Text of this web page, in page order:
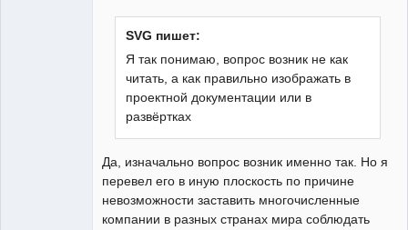
SVG пишет:
Я так понимаю, вопрос возник не как
читать, а как правильно изображать в
проектной документации или в
развёртках
Да, изначально вопрос возник именно так. Но я
перевел его в иную плоскость по причине
невозможности заставить многочисленные
компании в разных странах мира соблюдать